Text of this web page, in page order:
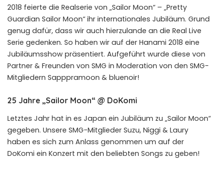
2018 feierte die Realserie von „Sailor Moon“ – „Pretty
Guardian Sailor Moon“ ihr internationales Jubiläum. Grund
genug dafür, dass wir auch hierzulande an die Real Live
Serie gedenken. So haben wir auf der Hanami 2018 eine
Jubiläumsshow präsentiert. Aufgeführt wurde diese von
Partner & Freunden von SMG in Moderation von den SMG-
Mitgliedern Sapppramoon & bluenoir!
25 Jahre „Sailor Moon“ @ DoKomi
Letztes Jahr hat in es Japan ein Jubiläum zu „Sailor Moon“
gegeben. Unsere SMG-Mitglieder Suzu, Niggi & Laury
haben es sich zum Anlass genommen um auf der
DoKomi ein Konzert mit den beliebten Songs zu geben!